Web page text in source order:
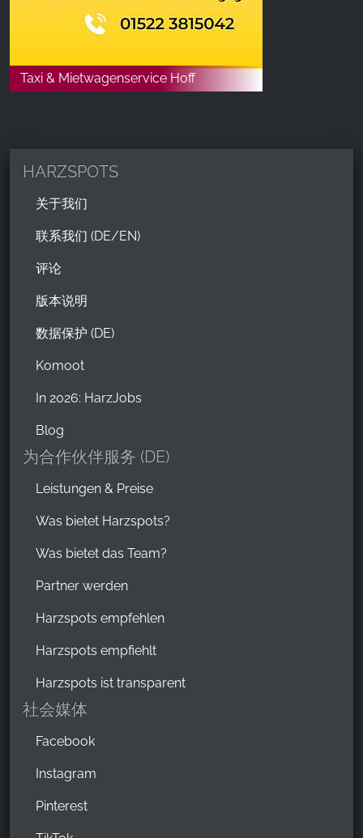
Taxi & Mietwagenservice Hoff
HARZSPOTS
关于我们
联系我们 (DE/EN)
评论
版本说明
数据保护 (DE)
Komoot
In 2026: HarzJobs
Blog
为合作伙伴服务 (DE)
Leistungen & Preise
Was bietet Harzspots?
Was bietet das Team?
Partner werden
Harzspots empfehlen
Harzspots empfiehlt
Harzspots ist transparent
社会媒体
Facebook
Instagram
Pinterest